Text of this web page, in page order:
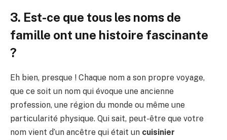
3. Est-ce que tous les noms de
famille ont une histoire fascinante
?
Eh bien, presque ! Chaque nom a son propre voyage,
que ce soit un nom qui évoque une ancienne
profession, une région du monde ou même une
particularité physique. Qui sait, peut-être que votre
nom vient d’un ancêtre qui était un cuisinier